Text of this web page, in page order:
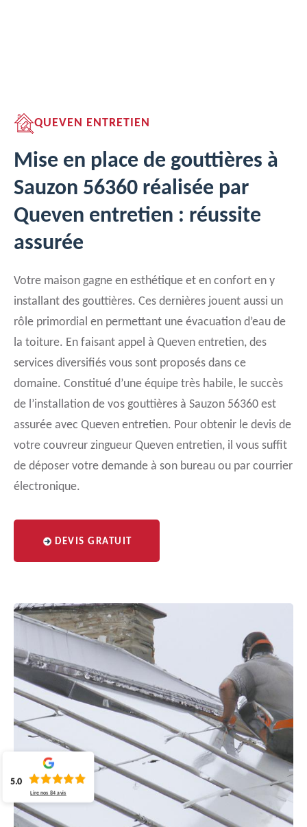
QUEVEN ENTRETIEN
Mise en place de gouttières à
Sauzon 56360 réalisée par
Queven entretien : réussite
assurée
Votre maison gagne en esthétique et en confort en y
installant des gouttières. Ces dernières jouent aussi un
rôle primordial en permettant une évacuation d’eau de
la toiture. En faisant appel à Queven entretien, des
services diversifiés vous sont proposés dans ce
domaine. Constitué d’une équipe très habile, le succès
de l’installation de vos gouttières à Sauzon 56360 est
assurée avec Queven entretien. Pour obtenir le devis de
votre couvreur zingueur Queven entretien, il vous suffit
de déposer votre demande à son bureau ou par courrier
électronique.
DEVIS GRATUIT
5.0
Lire nos84 avis